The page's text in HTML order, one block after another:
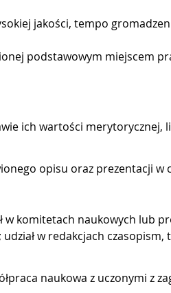
jakości, tempo
podstawowym miejscem
ich wartości merytorycznej,
opisu oraz prezentacji w
w komitetach naukowych lub
w redakcjach czasopism,
naukowa z uczonymi z